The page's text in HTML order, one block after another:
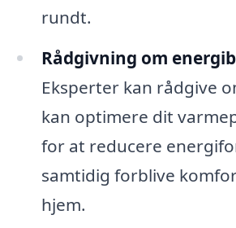
rundt.
Rådgivning om
Eksperter kan rådgive
kan optimere dit
for at reducere
samtidig forblive
hjem.